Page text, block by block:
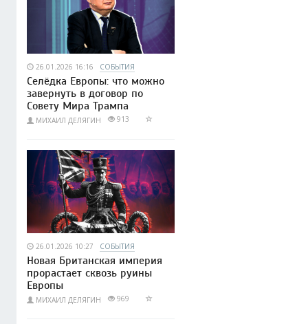
26.01.2026 16:16 СОБЫТИЯ
Селёдка Европы: что можно
завернуть в договор по
Совету Мира Трампа
МИХАИЛ ДЕЛЯГИН 913
26.01.2026 10:27 СОБЫТИЯ
Новая Британская империя
прорастает сквозь руины
Европы
МИХАИЛ ДЕЛЯГИН 969